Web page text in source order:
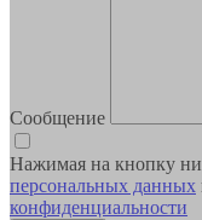
Сообщение
Нажимая на кнопку
персональных данных
конфиденциальности